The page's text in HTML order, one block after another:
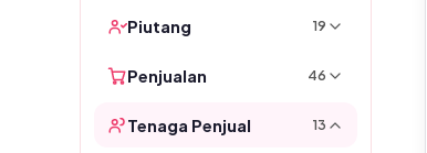
Piutang 19
Penjualan 46
Tenaga Penjual 13